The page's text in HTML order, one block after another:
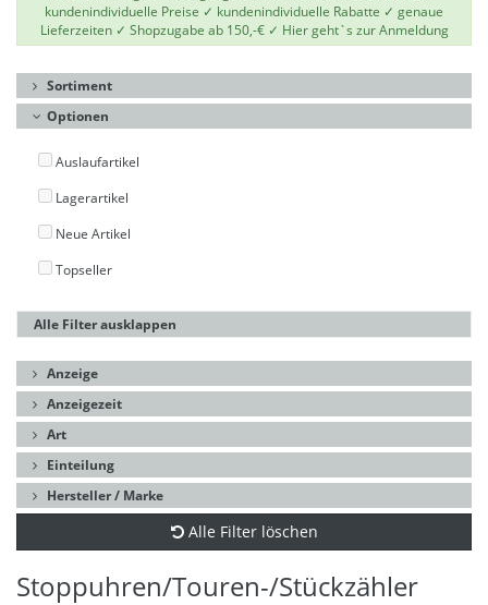
kundenindividuelle Preise ✓ kundenindividuelle Rabatte ✓ genaue
Lieferzeiten ✓ Shopzugabe ab 150,-€ ✓ Hier geht`s zur Anmeldung
Sortiment
Optionen
Auslaufartikel
Lagerartikel
Neue Artikel
Topseller
Alle Filter ausklappen
Anzeige
Anzeigezeit
Art
Einteilung
Hersteller / Marke
Alle Filter löschen
Stoppuhren/Touren-/Stückzähler